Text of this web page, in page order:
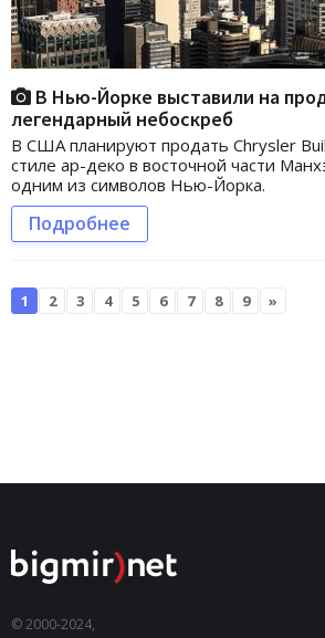
В Нью-Йорке выставили на
легендарный небоскреб
В США планируют продать Chrysler
стиле ар-деко в восточной части
одним из символов Нью-Йорка.
Подробнее
1 2 3 4 5 6 7 8 9 »
© 2000-2024,